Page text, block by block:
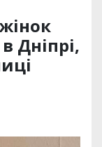
Дніпрі,